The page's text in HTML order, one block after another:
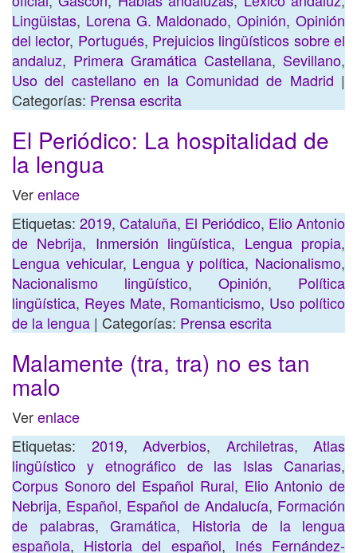
Lingüistas, Lorena G. Maldonado,Opinión,Opinión
del lector, Portugués, Prejuicios lingüísticos sobre el
andaluz, Primera Gramática Castellana, Sevillano,
Uso del castellano en la Comunidad de Madrid |
Categorías: Prensa escrita
El Periódico: La hospitalidad de
la lengua
Verenlace
Etiquetas: 2019, Cataluña, El Periódico, Elio Antonio
de Nebrija, Inmersión lingüística, Lengua propia,
Lengua vehicular, Lengua y política, Nacionalismo,
Nacionalismo lingüístico, Opinión, Política
lingüística, Reyes Mate, Romanticismo, Uso político
de la lengua | Categorías: Prensa escrita
Malamente (tra, tra) no es tan
malo
Verenlace
Etiquetas: 2019, Adverbios, Archiletras, Atlas
lingüístico y etnográfico de las Islas Canarias,
Corpus Sonoro del Español Rural, Elio Antonio de
Nebrija, Español, Español de Andalucía, Formación
de palabras, Gramática, Historia de la lengua
española, Historia del español, Inés Fernández-